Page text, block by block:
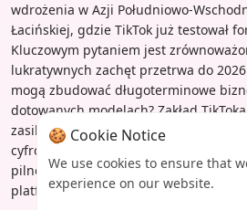
wdrożenia w Azji Południowo-
Łacińskiej, gdzie TikTok już testował
Kluczowym pytaniem jest
lukratywnych zachęt przetrwa do
mogą zbudować długoterminowe
dotowanych modelach? Zakład
zasilając ekosystem teraz, może on
cyfrowe zachowania zakupowe, łącząc
pilnością w sposób, który na lata
platformach.
🍪 Cookie Notice
We use cookies to ensure that
experience on our website.